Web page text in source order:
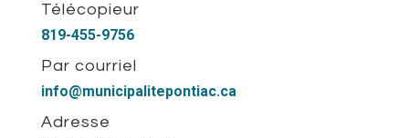
Télécopieur
819-455-9756
Par courriel
info@municipalitepontiac.ca
Adresse